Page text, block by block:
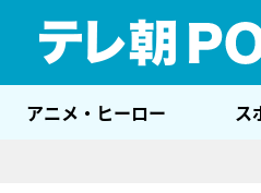
アニメ・ヒーロー ス